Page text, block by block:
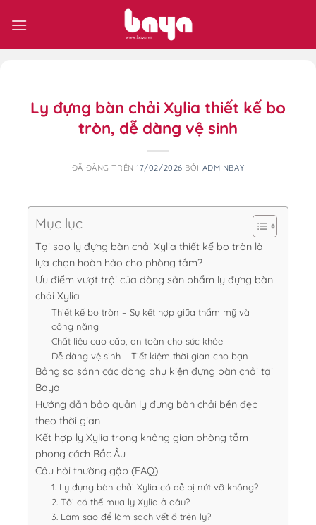
đến
Ly đựng bàn chải Xylia thiết kế bo
tròn, dễ dàng vệ sinh
ĐÃ ĐĂNG TRÊN17/02/2026 BỞI ADMINBAY
Mục lục
Tại sao ly đựng bàn chải Xylia thiết kế bo tròn là
lựa chọn hoàn hảo cho phòng tắm?
Ưu điểm vượt trội của dòng sản phẩm ly đựng bàn
chải Xylia
Thiết kế bo tròn – Sự kết hợp giữa thẩm mỹ và
công năng
Chất liệu cao cấp, an toàn cho sức khỏe
Dễ dàng vệ sinh – Tiết kiệm thời gian cho bạn
Bảng so sánh các dòng phụ kiện đựng bàn chải tại
Baya
Hướng dẫn bảo quản ly đựng bàn chải bền đẹp
theo thời gian
Kết hợp ly Xylia trong không gian phòng tắm
phong cách Bắc Âu
Câu hỏi thường gặp (FAQ)
1. Ly đựng bàn chải Xylia có dễ bị nứt vỡ không?
2. Tôi có thể mua ly Xylia ở đâu?
3. Làm sao để làm sạch vết ố trên ly?